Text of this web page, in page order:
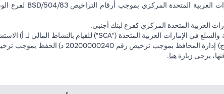
العربية المتحدة المركزي كفرع لبنك أجنبي.
يرجى زيارة هنا.